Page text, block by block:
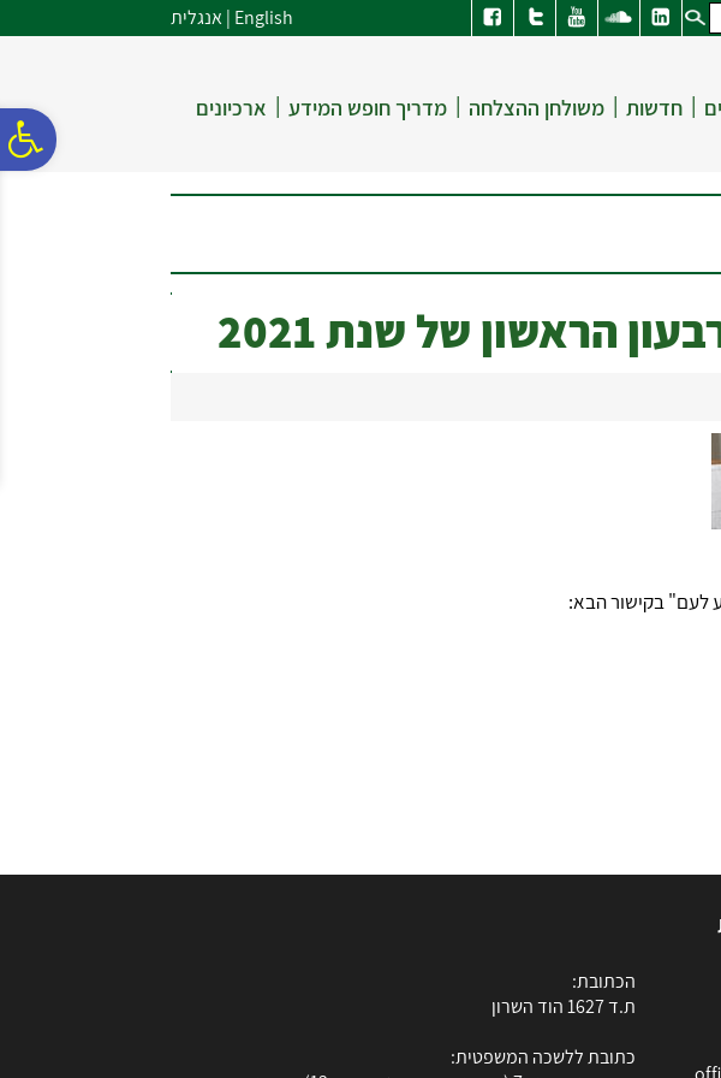
נגישות
אתר
המרכזי
English
|אנגלית
| חדשות | משולחן ההצלחה | מדריך חופש המידע | ארכיונים
הראשון של שנת 2021
הכתובת:
ת.ד 1627 הוד השרון
כתובת ללשכה המשפטית: